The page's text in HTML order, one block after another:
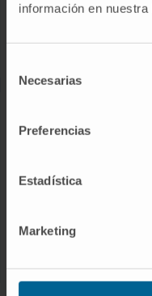
información en nuestra
Necesarias
Preferencias
Estadística
Marketing
Actividad científica